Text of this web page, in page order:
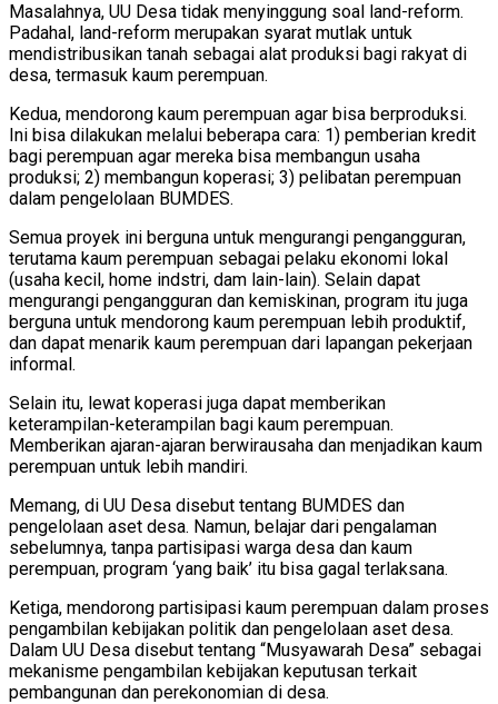
Masalahnya, UU Desa tidak menyinggung soal land-reform.
Padahal, land-reform merupakan syarat mutlak untuk
mendistribusikan tanah sebagai alat produksi bagi rakyat di
desa, termasuk kaum perempuan.
Kedua, mendorong kaum perempuan agar bisa berproduksi.
Ini bisa dilakukan melalui beberapa cara: 1) pemberian kredit
bagi perempuan agar mereka bisa membangun usaha
produksi; 2) membangun koperasi; 3) pelibatan perempuan
dalam pengelolaan BUMDES.
Semua proyek ini berguna untuk mengurangi pengangguran,
terutama kaum perempuan sebagai pelaku ekonomi lokal
(usaha kecil, home indstri, dam lain-lain). Selain dapat
mengurangi pengangguran dan kemiskinan, program itu juga
berguna untuk mendorong kaum perempuan lebih produktif,
dan dapat menarik kaum perempuan dari lapangan pekerjaan
informal.
Selain itu, lewat koperasi juga dapat memberikan
keterampilan-keterampilan bagi kaum perempuan.
Memberikan ajaran-ajaran berwirausaha dan menjadikan kaum
perempuan untuk lebih mandiri.
Memang, di UU Desa disebut tentang BUMDES dan
pengelolaan aset desa. Namun, belajar dari pengalaman
sebelumnya, tanpa partisipasi warga desa dan kaum
perempuan, program ‘yang baik’ itu bisa gagal terlaksana.
Ketiga, mendorong partisipasi kaum perempuan dalam proses
pengambilan kebijakan politik dan pengelolaan aset desa.
Dalam UU Desa disebut tentang “Musyawarah Desa” sebagai
mekanisme pengambilan kebijakan keputusan terkait
pembangunan dan perekonomian di desa.